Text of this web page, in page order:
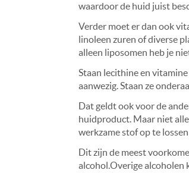
waardoor de huid juist
Verder moet er dan ook
linoleen zuren of diverse
alleen liposomen heb je
Staan lecithine en
aanwezig. Staan ze
Dat geldt ook voor de
huidproduct. Maar niet
werkzame stof op te
Dit zijn de meest
alcohol.Overige alcoholen